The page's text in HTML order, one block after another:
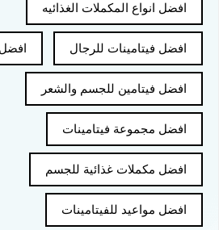
افضل انواع المكملات الغذائيه
افضل فيتامينات للرجال
افضل فيتامين للجسم والشعر
افضل مجموعة فيتامينات
افضل مكملات غذائية للجسم
افضل مواعيد للفيتامينات